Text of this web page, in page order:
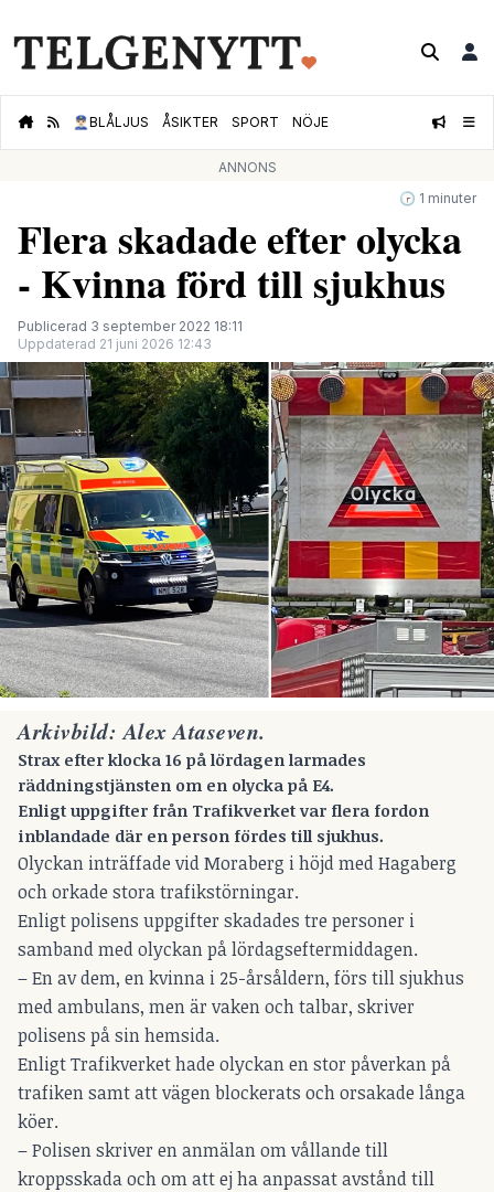
👮🏻‍♂️BLÅLJUS ÅSIKTER SPORT NÖJE
ANNONS
🕝 1 minuter
Flera skadade efter olycka
- Kvinna förd till sjukhus
Publicerad 3 september 2022 18:11
Uppdaterad 21 juni 2026 12:43
Arkivbild: Alex Ataseven.
Strax efter klocka 16 på lördagen larmades
räddningstjänsten om en olycka på E4.
Enligt uppgifter från Trafikverket var flera fordon
inblandade där en person fördes till sjukhus.
Olyckan inträffade vid Moraberg i höjd med Hagaberg
och orkade stora trafikstörningar.
Enligt polisens uppgifter skadades tre personer i
samband med olyckan på lördagseftermiddagen.
– En av dem, en kvinna i 25-årsåldern, förs till sjukhus
med ambulans, men är vaken och talbar, skriver
polisens på sin hemsida.
Enligt Trafikverket hade olyckan en stor påverkan på
trafiken samt att vägen blockerats och orsakade långa
köer.
– Polisen skriver en anmälan om vållande till
kroppsskada och om att ej ha anpassat avstånd till